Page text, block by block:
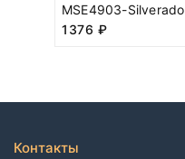
MSE4903-Silverado
1376 ₽
Контакты